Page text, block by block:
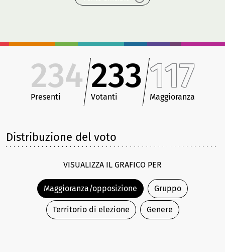
234
Presenti
233
Votanti
117
Maggioranza
Distribuzione del voto
VISUALIZZA IL GRAFICO PER
Maggioranza/opposizione Gruppo
Territorio di elezione Genere